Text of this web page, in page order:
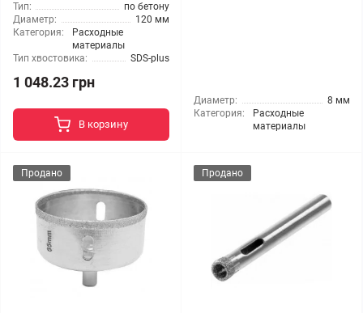
Тип:
по бетону
Диаметр:
120 мм
Категория:
Расходные
материалы
Тип хвостовика:
SDS-plus
1 048.23 грн
В корзину
Диаметр:
8 мм
Категория:
Расходные
материалы
Продано Продано